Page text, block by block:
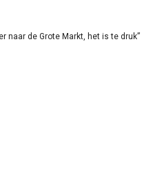
naar de Grote Markt, het is te druk”